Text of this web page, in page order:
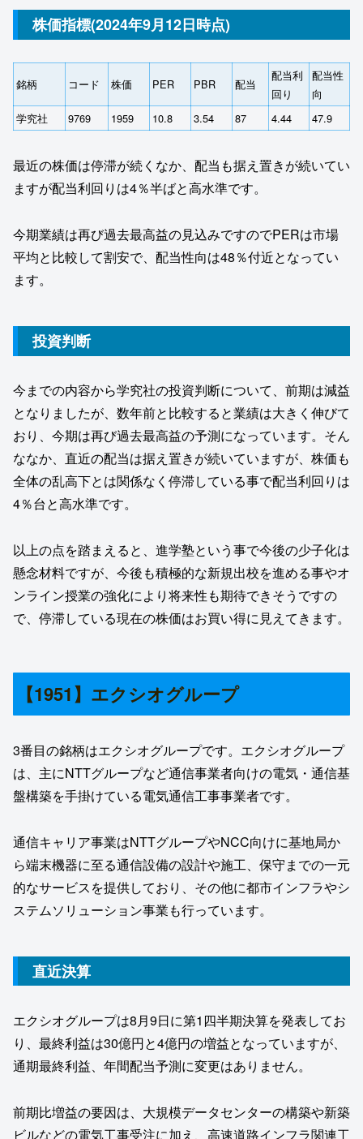
株価指標(2024年9月12日時点)
銘柄 コード 株価 PER PBR 配当
配当利
回り
配当性
向
学究社
9769 1959 10.8 3.54 87 4.44 47.9
最近の株価は停滞が続くなか、配当も据え置きが続いてい
ますが配当利回りは4％半ばと高水準です。
今期業績は再び過去最高益の見込みですのでPERは市場
平均と比較して割安で、配当性向は48％付近となってい
ます。
投資判断
今までの内容から学究社の投資判断について、前期は減益
となりましたが、数年前と比較すると業績は大きく伸びて
おり、今期は再び過去最高益の予測になっています。そん
ななか、直近の配当は据え置きが続いていますが、株価も
全体の乱高下とは関係なく停滞している事で配当利回りは
4％台と高水準です。
以上の点を踏まえると、進学塾という事で今後の少子化は
懸念材料ですが、今後も積極的な新規出校を進める事やオ
ンライン授業の強化により将来性も期待できそうですの
で、停滞している現在の株価はお買い得に見えてきます。
【1951】エクシオグループ
3番目の銘柄はエクシオグループです。エクシオグループ
は、主にNTTグループなど通信事業者向けの電気・通信基
盤構築を手掛けている電気通信工事事業者です。
通信キャリア事業はNTTグループやNCC向けに基地局か
ら端末機器に至る通信設備の設計や施工、保守までの一元
的なサービスを提供しており、その他に都市インフラやシ
ステムソリューション事業も行っています。
直近決算
エクシオグループは8月9日に第1四半期決算を発表してお
り、最終利益は30億円と4億円の増益となっていますが、
通期最終利益、年間配当予測に変更はありません。
前期比増益の要因は、大規模データセンターの構築や新築
ビルなどの電気工事受注に加え、高速道路インフラ関連工